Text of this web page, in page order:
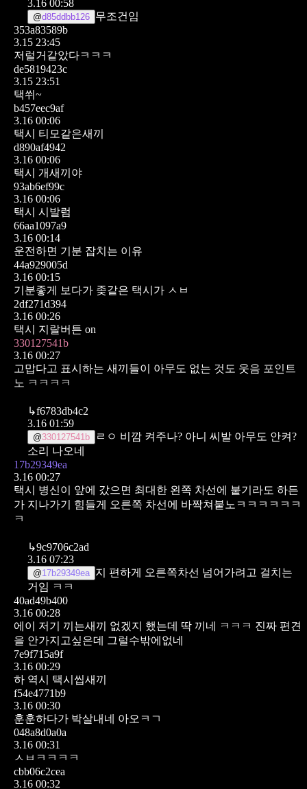
3.16 00:58
@d85ddbb126 무조건임
353a83589b
3.15 23:45
저럴거같았다ㅋㅋㅋ
de5819423c
3.15 23:51
택쒸~
b457eec9af
3.16 00:06
택시 티모같은새끼
d890af4942
3.16 00:06
택시 개새끼야
93ab6ef99c
3.16 00:06
택시 시발럼
66aa1097a9
3.16 00:14
운전하면 기분 잡치는 이유
44a929005d
3.16 00:15
기분좋게 보다가 좆같은 택시가 ㅅㅂ
2df271d394
3.16 00:26
택시 지랄버튼 on
330127541b
3.16 00:27
고맙다고 표시하는 새끼들이 아무도 없는 것도 웃음 포인트
노 ㅋㅋㅋㅋ
↳f6783db4c2
3.16 01:59
@330127541b
ㄹㅇ 비깜 켜주나? 아니 씨발 아무도 안켜?
소리 나오네
17b29349ea
3.16 00:27
택시 병신이 앞에 갔으면 최대한 왼쪽 차선에 붙기라도 하든
가 지나가기 힘들게 오른쪽 차선에 바짝쳐붙노ㅋㅋㅋㅋㅋㅋ
ㅋ
↳9c9706c2ad
3.16 07:23
@17b29349ea 지 편하게 오른쪽차선 넘어가려고 걸치는
거임 ㅋㅋ
40ad49b400
3.16 00:28
에이 저기 끼는새끼 없겠지 했는데 딱 끼네 ㅋㅋㅋ 진짜 편견
을 안가지고싶은데 그럴수밖에없네
7e9f715a9f
3.16 00:29
하 역시 택시씹새끼
f54e4771b9
3.16 00:30
훈훈하다가 박살내네 아오ㅋㄱ
048a8d0a0a
3.16 00:31
ㅅㅂㅋㅋㅋㅋ
cbb06c2cea
3.16 00:32